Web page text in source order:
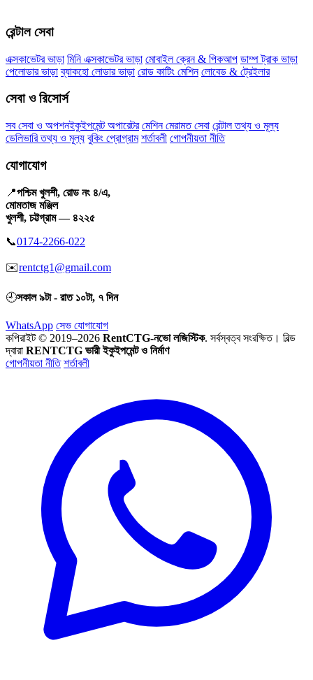
রেন্টাল সেবা
এক্সকাভেটর ভাড়া মিনি এক্সকাভেটর ভাড়া মোবাইল ক্রেন & পিকআপ ডাম্প ট্রাক ভাড়া
পেলোডার ভাড়া ব্যাকহো লোডার ভাড়া রোড কাটিং মেশিন লোবেড & ট্রেইলার
সেবা ও রিসোর্স
সব সেবা ও অপশনইকুইপমেন্ট অপারেটর মেশিন মেরামত সেবা রেন্টাল তথ্য ও মূল্য
ডেলিভারি তথ্য ও মূল্য বুকিং প্রোগ্রাম শর্তাবলী গোপনীয়তা নীতি
যোগাযোগ
📍পশ্চিম খুলশী, রোড নং ৪/এ,
মোমতাজ মঞ্জিল
খুলশী, চট্টগ্রাম — ৪২২৫
📞0174-2266-022
✉️rentctg1@gmail.com
🕘সকাল ৯টা - রাত ১০টা, ৭ দিন
WhatsApp সেভ যোগাযোগ
কপিরাইট © 2019–2026 RentCTG-নভো লজিস্টিক. সর্বস্বত্ব সংরক্ষিত। বিল্ড
দ্বারা RENTCTG ভারী ইকুইপমেন্ট ও নির্মাণ
গোপনীয়তা নীতি শর্তাবলী